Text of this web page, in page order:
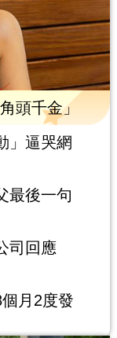
頭千金」
」逼哭網
最後一句
司回應
月2度發